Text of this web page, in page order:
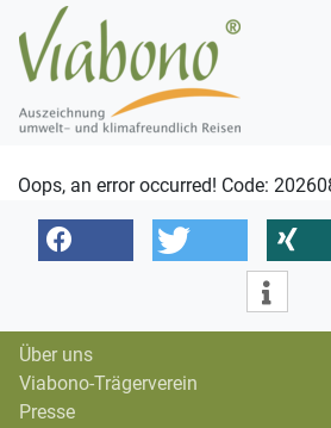
Oops, an error occurred! Code:
Über uns
Viabono-Trägerverein
Presse